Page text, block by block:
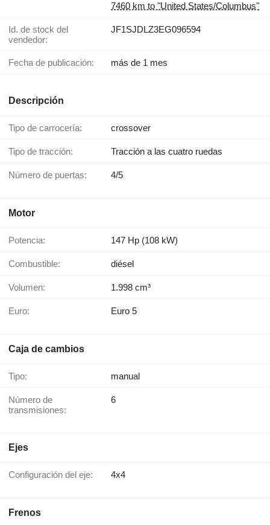
7460 km to "United States/Columbus"
Id. de stock del
vendedor:
JF1SJDLZ3EG096594
Fecha de publicación: más de 1 mes
Descripción
Tipo de carrocería: crossover
Tipo de tracción: Tracción a las cuatro ruedas
Número de puertas: 4/5
Motor
Potencia: 147 Hp (108 kW)
Combustible: diésel
Volumen: 1.998 cm³
Euro: Euro 5
Caja de cambios
Tipo: manual
Número de
transmisiones:
6
Ejes
Configuración del eje: 4x4
Frenos